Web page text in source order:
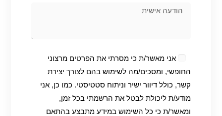
אני מאשר/ת כי מסרתי את הפרטים מרצוני
החופשי, ומסכים/מה לשימוש בהם לצורך יצירת
קשר, כולל דיוור ישיר וניתוח סטטיסטי. כמו כן, אני
מודע/ת ליכולת לבטל את הרשמתי בכל זמן,
ומאשר/ת כי כל השימוש במידע מתבצע בהתאם